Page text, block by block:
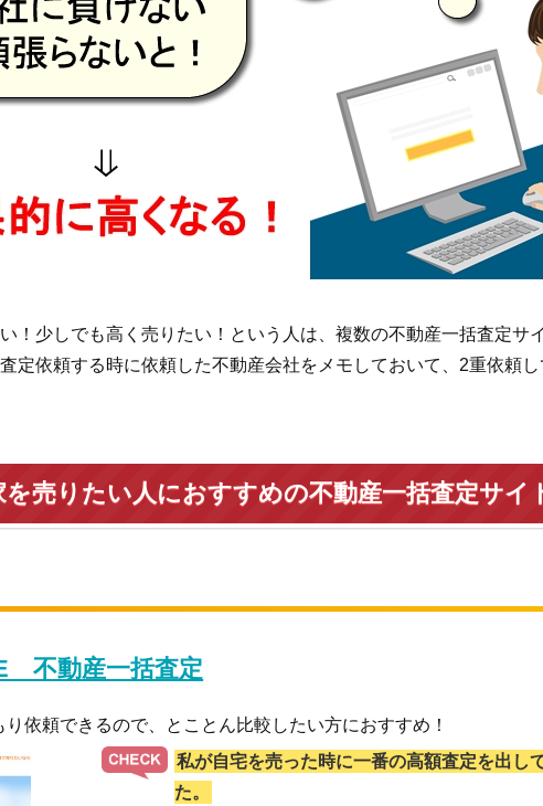
！少しでも高く売りたい！という人は、複数の不動産一括査定サ
定依頼する時に依頼した不動産会社をメモしておいて、2重依頼
を売りたい人におすすめの不動産一括査定サ
不動産一括査定
依頼できるので、とことん比較したい方におすすめ！
私が自宅を売った時に一番の高額査定を出し
た。